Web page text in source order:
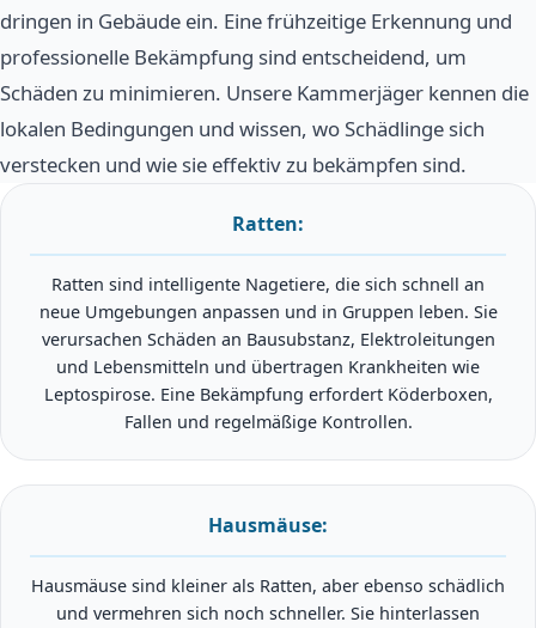
dringen in Gebäude ein. Eine frühzeitige Erkennung und
professionelle Bekämpfung sind entscheidend, um
Schäden zu minimieren. Unsere Kammerjäger kennen die
lokalen Bedingungen und wissen, wo Schädlinge sich
verstecken und wie sie effektiv zu bekämpfen sind.
Ratten:
Ratten sind intelligente Nagetiere, die sich schnell an
neue Umgebungen anpassen und in Gruppen leben. Sie
verursachen Schäden an Bausubstanz, Elektroleitungen
und Lebensmitteln und übertragen Krankheiten wie
Leptospirose. Eine Bekämpfung erfordert Köderboxen,
Fallen und regelmäßige Kontrollen.
Hausmäuse:
Hausmäuse sind kleiner als Ratten, aber ebenso schädlich
und vermehren sich noch schneller. Sie hinterlassen